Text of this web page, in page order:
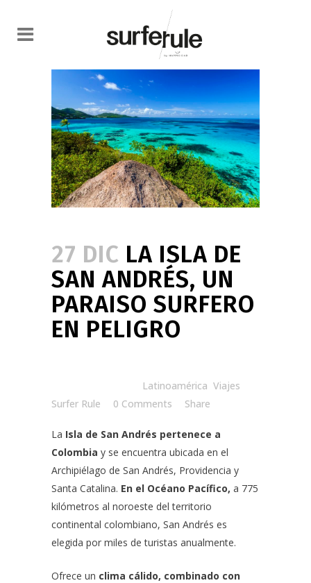
27 DIC LA ISLA DE
SAN ANDRÉS, UN
PARAISO SURFERO
EN PELIGRO
Latinoamérica Viajes
Surfer Rule
0 Comments Share
La Isla de San Andrés pertenece a
Colombia y se encuentra ubicada en el
Archipiélago de San Andrés, Providencia y
Santa Catalina. En el Océano Pacífico, a 775
kilómetros al noroeste del territorio
continental colombiano, San Andrés es
elegida por miles de turistas anualmente.
Ofrece un clima cálido, combinado con